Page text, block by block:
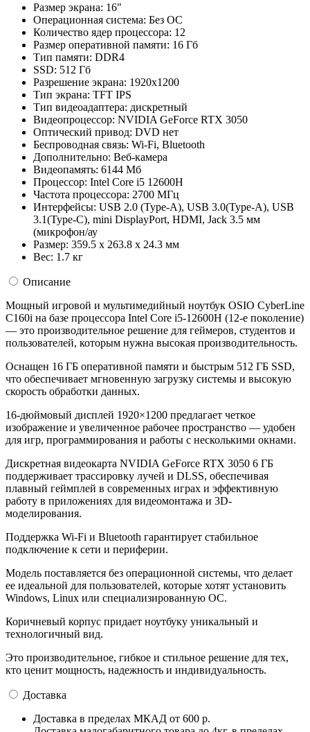
Размер экрана: 16"
Операционная система: Без ОС
Количество ядер процессора: 12
Размер оперативной памяти: 16 Гб
Тип памяти: DDR4
SSD: 512 Гб
Разрешение экрана: 1920x1200
Тип экрана: TFT IPS
Тип видеоадаптера: дискретный
Видеопроцессор: NVIDIA GeForce RTX 3050
Оптический привод: DVD нет
Беспроводная связь: Wi-Fi, Bluetooth
Дополнительно: Веб-камера
Видеопамять: 6144 Мб
Процессор: Intel Core i5 12600H
Частота процессора: 2700 МГц
Интерфейсы: USB 2.0 (Type-A), USB 3.0(Type-A), USB
3.1(Type-C), mini DisplayPort, HDMI, Jack 3.5 мм
(микрофон/ау
Размер: 359.5 х 263.8 х 24.3 мм
Вес: 1.7 кг
Описание
Мощный игровой и мультимедийный ноутбук OSIO CyberLine
C160i на базе процессора Intel Core i5-12600H (12-е поколение)
— это производительное решение для геймеров, студентов и
пользователей, которым нужна высокая производительность.
Оснащен 16 ГБ оперативной памяти и быстрым 512 ГБ SSD,
что обеспечивает мгновенную загрузку системы и высокую
скорость обработки данных.
16-дюймовый дисплей 1920×1200 предлагает четкое
изображение и увеличенное рабочее пространство — удобен
для игр, программирования и работы с несколькими окнами.
Дискретная видеокарта NVIDIA GeForce RTX 3050 6 ГБ
поддерживает трассировку лучей и DLSS, обеспечивая
плавный геймплей в современных играх и эффективную
работу в приложениях для видеомонтажа и 3D-
моделирования.
Поддержка Wi-Fi и Bluetooth гарантирует стабильное
подключение к сети и периферии.
Модель поставляется без операционной системы, что делает
ее идеальной для пользователей, которые хотят установить
Windows, Linux или специализированную ОС.
Коричневый корпус придает ноутбуку уникальный и
технологичный вид.
Это производительное, гибкое и стильное решение для тех,
кто ценит мощность, надежность и индивидуальность.
Доставка
Доставка в пределах МКАД от 600 р.